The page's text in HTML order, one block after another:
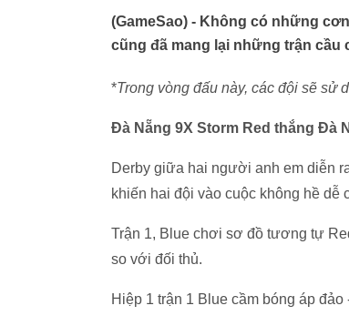
(GameSao) - Không có những
cũng đã mang lại những trận cầu
*Trong vòng đấu này, các đội sẽ sử
Đà Nẵng 9X Storm Red thắng Đà
Derby giữa hai người anh em diễn
khiến hai đội vào cuộc không hề dễ
Trận 1, Blue chơi sơ đồ tương tự
so với đối thủ.
Hiệp 1 trận 1 Blue cầm bóng áp